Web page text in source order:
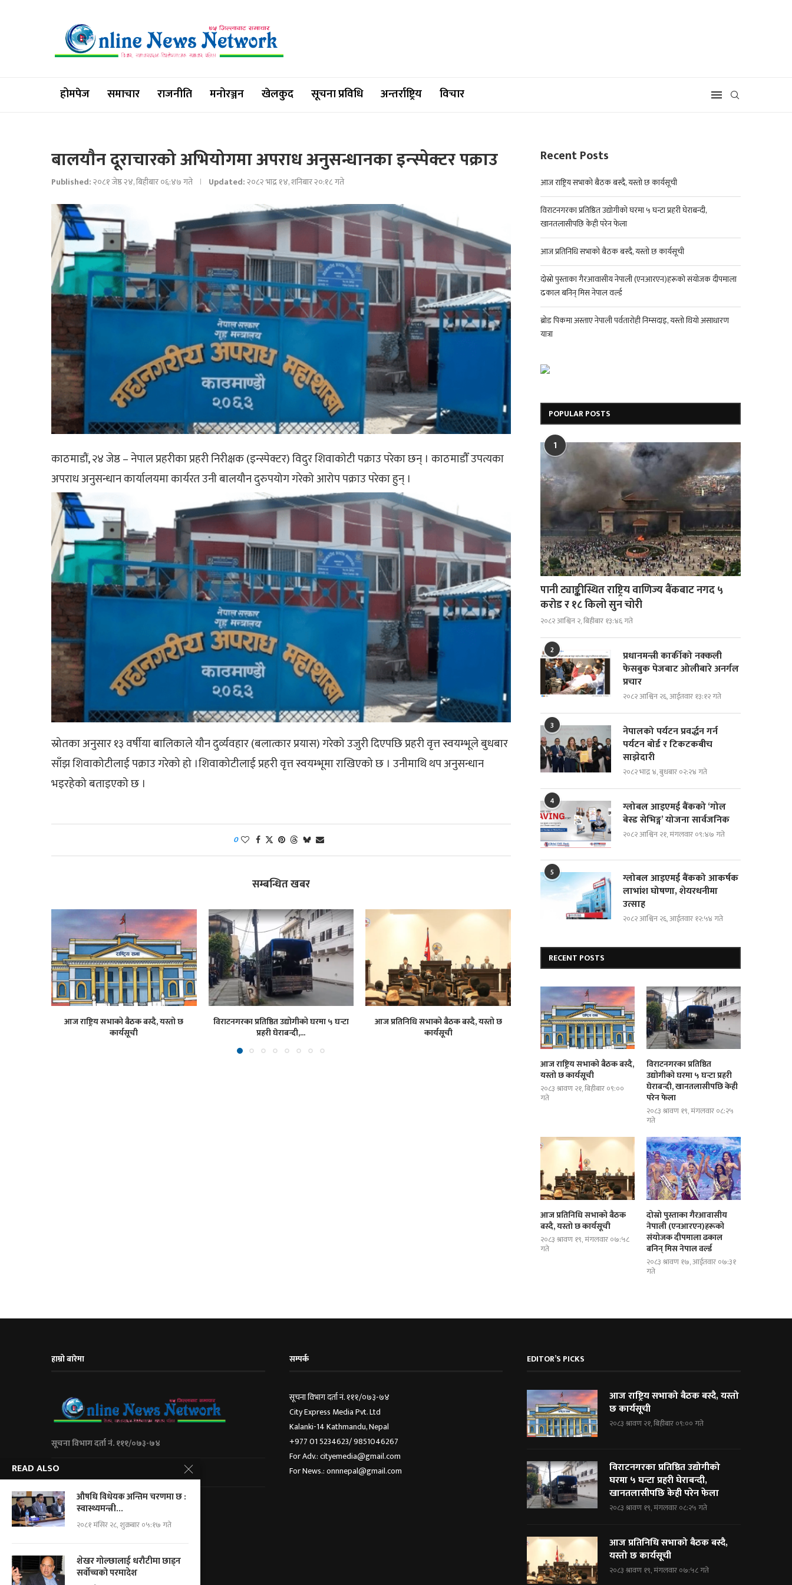
होमपेज समाचार राजनीति मनोरञ्जन खेलकुद सूचना प्रविधि अन्तर्राष्ट्रिय विचार
बालयाैन दूराचारको अभियोगमा अपराध अनुसन्धानका इन्स्पेक्टर पक्राउ
Published:२०८१ जेष्ठ २४, बिहीबार ०६:४७ गते Updated:२०८२ भाद्र १४, शनिबार २०:१८ गते
काठमाडौं, २४ जेष्ठ – नेपाल प्रहरीका प्रहरी निरीक्षक (इन्स्पेक्टर) विदुर शिवाकोटी पक्राउ परेका छन् । काठमाडौँ उपत्यका
अपराध अनुसन्धान कार्यालयमा कार्यरत उनी बालयौन दुरुपयोग गरेको आरोप पक्राउ परेका हुन् ।
स्रोतका अनुसार १३ वर्षीया बालिकाले यौन दुर्व्यवहार (बलात्कार प्रयास) गरेको उजुरी दिएपछि प्रहरी वृत्त स्वयम्भूले बुधबार
साँझ शिवाकोटीलाई पक्राउ गरेको हो ।शिवाकोटीलाई प्रहरी वृत्त स्वयम्भूमा राखिएको छ । उनीमाथि थप अनुसन्धान
भइरहेको बताइएको छ ।
0
सम्बन्धित खबर
आज राष्ट्रिय सभाको बैठक बस्दै, यस्तो छ
कार्यसूची
विराटनगरका प्रतिष्ठित उद्योगीको घरमा ५ घन्टा
प्रहरी घेराबन्दी,...
आज प्रतिनिधि सभाको बैठक बस्दै, यस्तो छ
कार्यसूची
दोस्रो पुस्ताका गैरआवासीय नेपाली
(एनआरएन)हरूको संयोजक दीपमाला ढकाल...
ब्रोड पिकमा अस्ताए नेपाली
यस्तो थियो...
Recent Posts
आज राष्ट्रिय सभाको बैठक बस्दै, यस्तो छ कार्यसूची
विराटनगरका प्रतिष्ठित उद्योगीको घरमा ५ घन्टा प्रहरी घेराबन्दी,
खानतलासीपछि केही परेन फेला
आज प्रतिनिधि सभाको बैठक बस्दै, यस्तो छ कार्यसूची
दोस्रो पुस्ताका गैरआवासीय नेपाली (एनआरएन)हरूको संयोजक दीपमाला
ढकाल बनिन् मिस नेपाल वर्ल्ड
ब्रोड पिकमा अस्ताए नेपाली पर्वतारोही निम्सदाइ, यस्तो थियो असाधारण
यात्रा
POPULAR POSTS
1
पानी ट्याङ्कीस्थित राष्ट्रिय वाणिज्य बैंकबाट नगद ५
करोड र १८ किलो सुन चोरी
२०८२ आश्विन २, बिहीबार १३:४६ गते
2
प्रधानमन्त्री कार्कीको नक्कली
फेसबुक पेजबाट ओलीबारे अनर्गल
प्रचार
२०८२ आश्विन २६, आईतवार १३:१२ गते
3
नेपालको पर्यटन प्रवर्द्धन गर्न
पर्यटन बोर्ड र टिकटकबीच
साझेदारी
२०८२ भाद्र ४, बुधबार ०२:२४ गते
4
ग्लोबल आइएमई बैंकको ‘गोल
बेस्ड सेभिङ्ग’ योजना सार्वजनिक
२०८२ आश्विन २१, मंगलवार ०९:४७ गते
5
ग्लोबल आइएमई बैंकको आकर्षक
लाभांश घोषणा, शेयरधनीमा
उत्साह
२०८२ आश्विन २६, आईतवार १२:५४ गते
RECENT POSTS
आज राष्ट्रिय सभाको बैठक बस्दै,
यस्तो छ कार्यसूची
२०८३ श्रावण २१, बिहीबार ०९:००
गते
विराटनगरका प्रतिष्ठित
उद्योगीको घरमा ५ घन्टा प्रहरी
घेराबन्दी, खानतलासीपछि केही
परेन फेला
२०८३ श्रावण १९, मंगलवार ०८:२५
गते
आज प्रतिनिधि सभाको बैठक
बस्दै, यस्तो छ कार्यसूची
२०८३ श्रावण १९, मंगलवार ०७:५८
गते
दोस्रो पुस्ताका गैरआवासीय
नेपाली (एनआरएन)हरूको
संयोजक दीपमाला ढकाल
बनिन् मिस नेपाल वर्ल्ड
२०८३ श्रावण १७, आईतवार ०७:३१
गते
हाम्रो बारेमा
सूचना विभाग दर्ता नं. १११/०७३-७४
City Express Media Pvt. Ltd
Kalanki-14 Kathmandu, Nepal
+977 01 5234623/ 9851046267
For Adv.: cityemedia@gmail.com
सम्पर्क
सूचना विभाग दर्ता नं. १११/०७३-७४
City Express Media Pvt. Ltd
Kalanki-14 Kathmandu, Nepal
+977 01 5234623/ 9851046267
For Adv.: cityemedia@gmail.com
For News.: onnnepal@gmail.com
EDITOR’S PICKS
आज राष्ट्रिय सभाको बैठक बस्दै, यस्तो
छ कार्यसूची
२०८३ श्रावण २१, बिहीबार ०९:०० गते
विराटनगरका प्रतिष्ठित उद्योगीको
घरमा ५ घन्टा प्रहरी घेराबन्दी,
खानतलासीपछि केही परेन फेला
२०८३ श्रावण १९, मंगलवार ०८:२५ गते
आज प्रतिनिधि सभाको बैठक बस्दै,
यस्तो छ कार्यसूची
२०८३ श्रावण १९, मंगलवार ०७:५८ गते
READ ALSO
औषधि विधेयक अन्तिम चरणमा छ :
स्वास्थ्यमन्त्री...
२०८१ मंसिर २८, शुक्रबार ०५:१७ गते
शेखर गोल्छालाई धरौटीमा छाड्न
सर्वोच्चको परमादेश